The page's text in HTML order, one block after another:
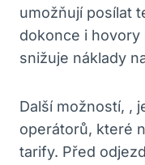
umožňují posílat
dokonce i
snižuje náklady
Další možností, ,
operátorů, které
tarify. Před